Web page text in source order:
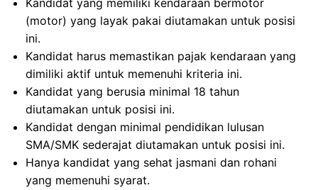
Kandidat yang memiliki kendaraan bermotor
(motor) yang layak pakai diutamakan untuk posisi
ini.
Kandidat harus memastikan pajak kendaraan yang
dimiliki aktif untuk memenuhi kriteria ini.
Kandidat yang berusia minimal 18 tahun
diutamakan untuk posisi ini.
Kandidat dengan minimal pendidikan lulusan
SMA/SMK sederajat diutamakan untuk posisi ini.
Hanya kandidat yang sehat jasmani dan rohani
yang memenuhi syarat.